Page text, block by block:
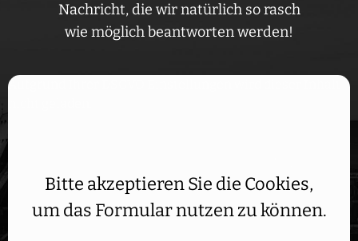
Nachricht, die wir natürlich so rasch
wie möglich beantworten werden!
Aufgrund Ihrer DSGVO Einstellungen wird dieser Inhalt
Bitte akzeptieren Sie die Cookies,
um das Formular nutzen zu können.